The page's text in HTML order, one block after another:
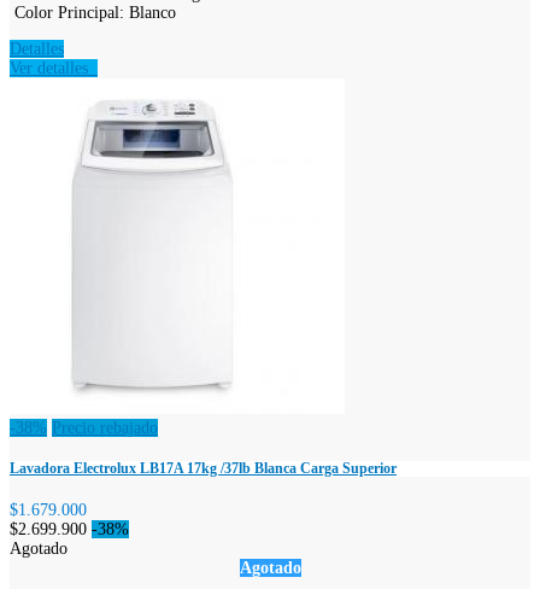
Color Principal: Blanco
Detalles
Ver detalles
-38% Precio rebajado
Lavadora Electrolux LB17A 17kg /37lb Blanca Carga Superior
$1.679.000
$2.699.900 -38%
Agotado
Agotado